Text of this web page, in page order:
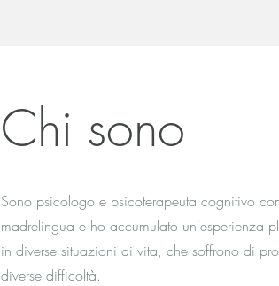
Chi sono
Sono psicologo e psicoterapeuta cognitivo
madrelingua e ho accumulato un'esperienza
in diverse situazioni di vita, che soffrono di
diverse difficoltà.